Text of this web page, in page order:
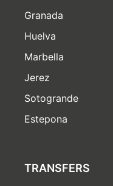
Granada
Huelva
Marbella
Jerez
Sotogrande
Estepona
TRANSFERS